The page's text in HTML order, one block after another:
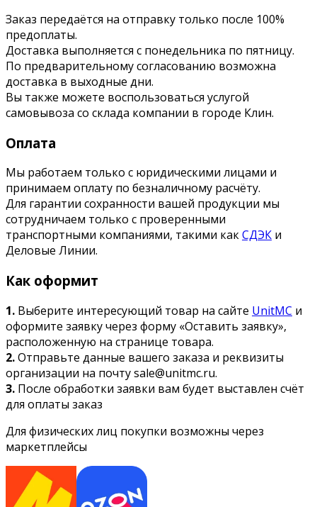
Заказ передаётся на отправку только после 100%
предоплаты.
Доставка выполняется с понедельника по пятницу.
По предварительному согласованию возможна
доставка в выходные дни.
Вы также можете воспользоваться услугой
самовывоза со склада компании в городе Клин.
Оплата
Мы работаем только с юридическими лицами и
принимаем оплату по безналичному расчёту.
Для гарантии сохранности вашей продукции мы
сотрудничаем только с проверенными
транспортными компаниями, такими какСДЭК и
Деловые Линии.
Как оформит
1. Выберите интересующий товар на сайте UnitMC и
оформите заявку через форму «Оставить заявку»,
расположенную на странице товара.
2.Отправьте данные вашего заказа и реквизиты
организации на почту sale@unitmc.ru.
3. После обработки заявки вам будет выставлен счёт
для оплаты заказ
Для физических лиц покупки возможны через
маркетплейсы